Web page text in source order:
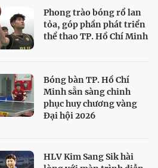
Phong trào bóng rổ lan
tỏa, góp phần phát triển
thể thao TP. Hồ Chí Minh
Bóng bàn TP. Hồ Chí
Minh sẵn sàng chinh
phục huy chương vàng
Đại hội 2026
HLV Kim Sang Sik hài